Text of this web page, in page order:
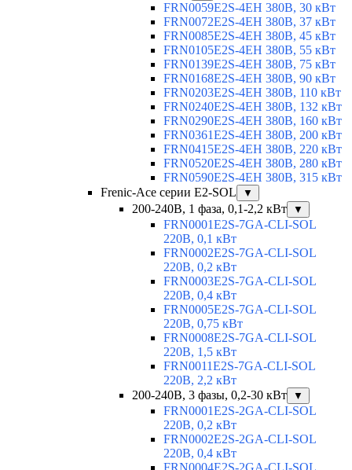
FRN0059E2S-4EH 380В, 30 кВт
FRN0072E2S-4EH 380В, 37 кВт
FRN0085E2S-4EH 380В, 45 кВт
FRN0105E2S-4EH 380В, 55 кВт
FRN0139E2S-4EH 380В, 75 кВт
FRN0168E2S-4EH 380В, 90 кВт
FRN0203E2S-4EH 380В, 110 кВт
FRN0240E2S-4EH 380В, 132 кВт
FRN0290E2S-4EH 380В, 160 кВт
FRN0361E2S-4EH 380В, 200 кВт
FRN0415E2S-4EH 380В, 220 кВт
FRN0520E2S-4EH 380В, 280 кВт
FRN0590E2S-4EH 380В, 315 кВт
Frenic-Ace серии E2-SOL
▼
200-240В, 1 фаза, 0,1-2,2 кВт ▼
FRN0001E2S-7GA-CLI-SOL
220В, 0,1 кВт
FRN0002E2S-7GA-CLI-SOL
220В, 0,2 кВт
FRN0003E2S-7GA-CLI-SOL
220В, 0,4 кВт
FRN0005E2S-7GA-CLI-SOL
220В, 0,75 кВт
FRN0008E2S-7GA-CLI-SOL
220В, 1,5 кВт
FRN0011E2S-7GA-CLI-SOL
220В, 2,2 кВт
200-240В, 3 фазы, 0,2-30 кВт
▼
FRN0001E2S-2GA-CLI-SOL
220В, 0,2 кВт
FRN0002E2S-2GA-CLI-SOL
220В, 0,4 кВт